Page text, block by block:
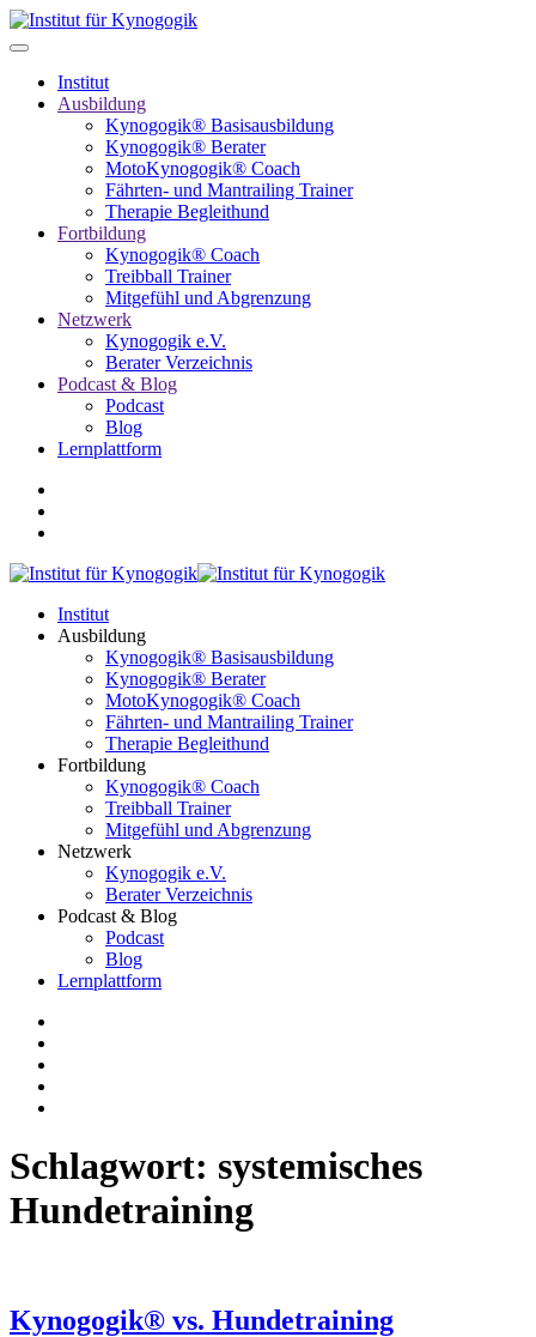
Institut
Ausbildung
Kynogogik® Basisausbildung
Kynogogik® Berater
MotoKynogogik® Coach
Fährten- und Mantrailing Trainer
Therapie Begleithund
Fortbildung
Kynogogik® Coach
Treibball Trainer
Mitgefühl und Abgrenzung
Netzwerk
Kynogogik e.V.
Berater Verzeichnis
Podcast & Blog
Podcast
Blog
Lernplattform
Institut
Ausbildung
Kynogogik® Basisausbildung
Kynogogik® Berater
MotoKynogogik® Coach
Fährten- und Mantrailing Trainer
Therapie Begleithund
Fortbildung
Kynogogik® Coach
Treibball Trainer
Mitgefühl und Abgrenzung
Netzwerk
Kynogogik e.V.
Berater Verzeichnis
Podcast & Blog
Podcast
Blog
Lernplattform
Schlagwort: systemisches
Hundetraining
Kynogogik® vs. Hundetraining